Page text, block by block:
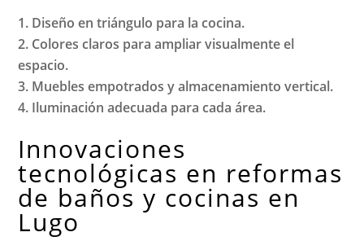
Diseño en triángulo para la cocina.
Colores claros para ampliar visualmente el
espacio.
Muebles empotrados y almacenamiento vertical.
Iluminación adecuada para cada área.
Innovaciones
tecnológicas en reformas
de baños y cocinas en
Lugo